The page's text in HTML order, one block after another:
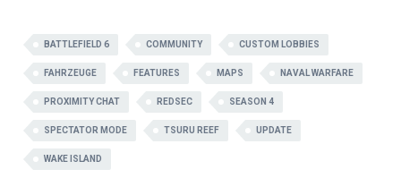
BATTLEFIELD 6 COMMUNITY CUSTOM LOBBIES
FAHRZEUGE FEATURES MAPS NAVAL WARFARE
PROXIMITY CHAT REDSEC SEASON 4
SPECTATOR MODE TSURU REEF UPDATE
WAKE ISLAND